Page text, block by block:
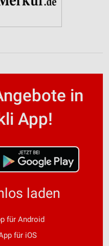
in
App!
laden
für Android
für iOS